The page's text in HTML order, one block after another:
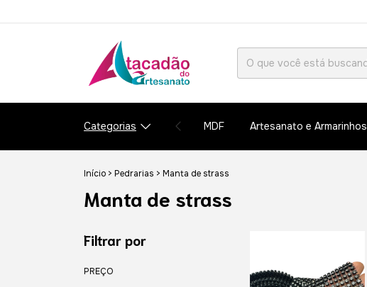
Categorias MDF Artesanato e Armarinhos
Início > Pedrarias > Manta de strass
Manta de strass
Filtrar por
PREÇO